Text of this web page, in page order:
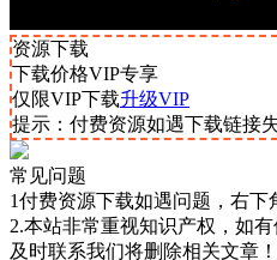
资源下载
下载价格VIP专享
仅限VIP下载升级VIP
提示：付费资源如遇下载链接
常见问题
1付费资源下载如遇问题，右下
2.本站非常重视知识产权，如
及时联系我们将删除相关文章！